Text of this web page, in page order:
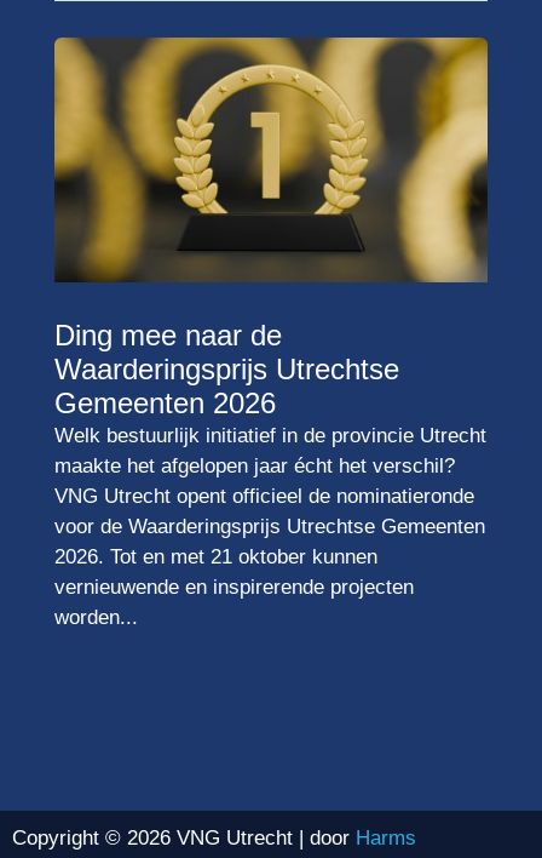
Ding mee naar de
Waarderingsprijs Utrechtse
Gemeenten 2026
Welk bestuurlijk initiatief in de provincie Utrecht
maakte het afgelopen jaar écht het verschil?
VNG Utrecht opent officieel de nominatieronde
voor de Waarderingsprijs Utrechtse Gemeenten
2026. Tot en met 21 oktober kunnen
vernieuwende en inspirerende projecten
worden...
Copyright © 2026 VNG Utrecht | door Harms